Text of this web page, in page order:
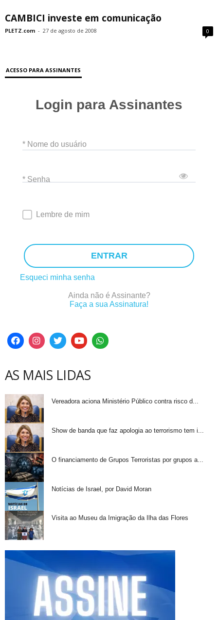
CAMBICI investe em comunicação
PLETZ.com - 27 de agosto de 2008 0
ACESSO PARA ASSINANTES
Login para Assinantes
* Nome do usuário
* Senha
Lembre de mim
ENTRAR
Esqueci minha senha
Ainda não é Assinante?
Faça a sua Assinatura!
AS MAIS LIDAS
Vereadora aciona Ministério Público contra risco d...
Show de banda que faz apologia ao terrorismo tem i...
O financiamento de Grupos Terroristas por grupos a...
Notícias de Israel, por David Moran
Visita ao Museu da Imigração da Ilha das Flores